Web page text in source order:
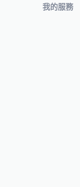
我的服務